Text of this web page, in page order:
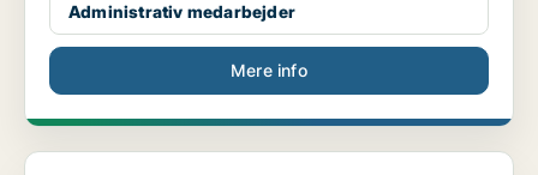
Administrativ medarbejder
Mere info
Administrativ medarbejder til Pladsanvisningen - D...